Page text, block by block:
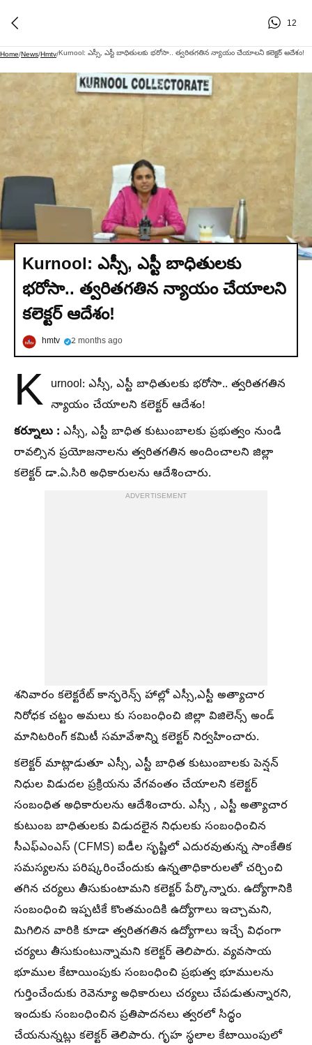
12
Home/News/Hmtv/Kurnool: ఎస్సీ, ఎస్టీ బాధితులకు భరోసా.. త్వరితగతిన న్యాయం చేయాలని కలెక్టర్ ఆదేశం!
Kurnool: ఎస్సీ, ఎస్టీ బాధితులకు
భరోసా.. త్వరితగతిన న్యాయం చేయాలని
కలెక్టర్ ఆదేశం!
hmtv 2 months ago
K urnool: ఎస్సీ, ఎస్టీ బాధితులకు భరోసా.. త్వరితగతిన
న్యాయం చేయాలని కలెక్టర్ ఆదేశం!
కర్నూలు : ఎస్సీ, ఎస్టీ బాధిత కుటుంబాలకు ప్రభుత్వం నుండి
రావల్సిన ప్రయోజనాలను త్వరితగతిన అందించాలని జిల్లా
కలెక్టర్ డా.ఏ.సిరి అధికారులను ఆదేశించారు.
ADVERTISEMENT
శనివారం కలెక్టరేట్ కాన్ఫరెన్స్ హాల్లో ఎస్సీ,ఎస్టీ అత్యాచార
నిరోధక చట్టం అమలు కు సంబంధించి జిల్లా విజిలెన్స్ అండ్
మానిటరింగ్ కమిటీ సమావేశాన్ని కలెక్టర్ నిర్వహించారు.
కలెక్టర్ మాట్లాడుతూ ఎస్సీ, ఎస్టీ బాధిత కుటుంబాలకు పెన్షన్
నిధుల విడుదల ప్రక్రియను వేగవంతం చేయాలని కలెక్టర్
సంబంధిత అధికారులను ఆదేశించారు. ఎస్సీ , ఎస్టీ అత్యాచార
కుటుంబ బాధితులకు విడుదలైన నిధులకు సంబంధించిన
సీఎఫ్‌ఎంఎస్ (CFMS) ఐడీల సృష్టిలో ఎదురవుతున్న సాంకేతిక
సమస్యలను పరిష్కరించేందుకు ఉన్నతాధికారులతో చర్చించి
తగిన చర్యలు తీసుకుంటామని కలెక్టర్ పేర్కొన్నారు. ఉద్యోగానికి
సంబంధించి ఇప్పటికే కొంతమందికి ఉద్యోగాలు ఇచ్చామని,
మిగిలిన వారికి కూడా త్వరితగతిన ఉద్యోగాలు ఇచ్చే విధంగా
చర్యలు తీసుకుంటున్నామని కలెక్టర్ తెలిపారు. వ్యవసాయ
భూముల కేటాయింపుకు సంబంధించి ప్రభుత్వ భూములను
గుర్తించేందుకు రెవెన్యూ అధికారులు చర్యలు చేపడుతున్నారని,
ఇందుకు సంబంధించిన ప్రతిపాదనలు త్వరలో సిద్ధం
చేయనున్నట్లు కలెక్టర్ తెలిపారు. గృహ స్థలాల కేటాయింపులో